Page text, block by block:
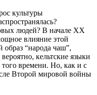
культуры
людей? В начале XX
влияние этой
образ “народа чаш”,
кельтские языки
того времени. Но, как и с
Второй мировой войны